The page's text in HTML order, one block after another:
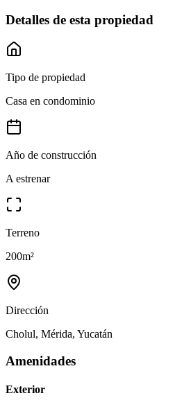
Detalles de esta propiedad
Tipo de propiedad
Casa en condominio
Año de construcción
A estrenar
Terreno
200m²
Dirección
Cholul, Mérida, Yucatán
Amenidades
Exterior